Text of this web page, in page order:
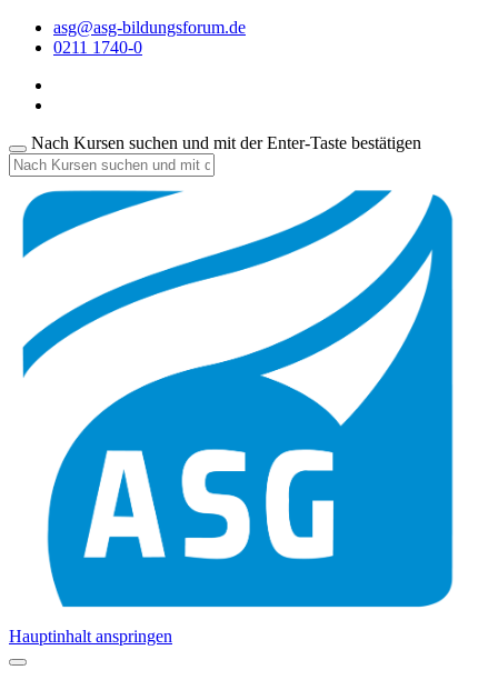
asg@asg-bildungsforum.de
0211 1740-0
Nach Kursen suchen und mit der Enter-Taste bestätigen
Hauptinhalt anspringen